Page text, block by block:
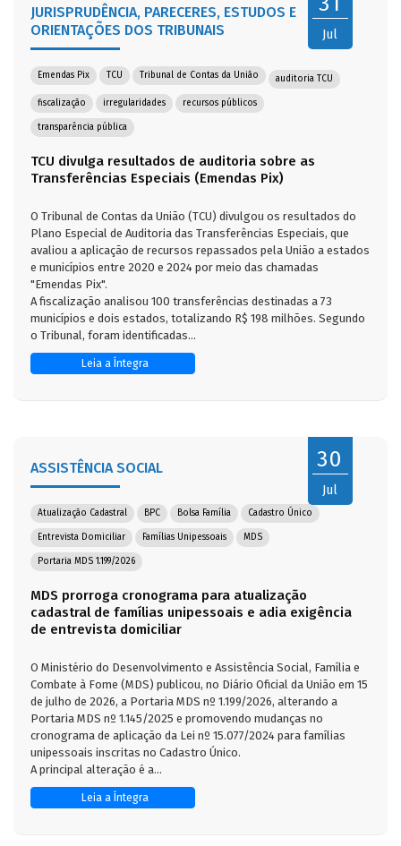
Jul
JURISPRUDÊNCIA, PARECERES, ESTUDOS E
ORIENTAÇÕES DOS TRIBUNAIS
Emendas Pix TCU Tribunal de Contas da União auditoria TCU
fiscalização irregularidades recursos públicos
transparência pública
TCU divulga resultados de auditoria sobre as
Transferências Especiais (Emendas Pix)
O Tribunal de Contas da União (TCU) divulgou os resultados do
Plano Especial de Auditoria das Transferências Especiais, que
avaliou a aplicação de recursos repassados pela União a estados
e municípios entre 2020 e 2024 por meio das chamadas
"Emendas Pix".
A fiscalização analisou 100 transferências destinadas a 73
municípios e dois estados, totalizando R$ 198 milhões. Segundo
o Tribunal, foram identificadas...
Leia a Íntegra
30
Jul
ASSISTÊNCIA SOCIAL
Atualização Cadastral BPC Bolsa Família Cadastro Único
Entrevista Domiciliar Famílias Unipessoais MDS
Portaria MDS 1.199/2026
MDS prorroga cronograma para atualização
cadastral de famílias unipessoais e adia exigência
de entrevista domiciliar
O Ministério do Desenvolvimento e Assistência Social, Família e
Combate à Fome (MDS) publicou, no Diário Oficial da União em 15
de julho de 2026, a Portaria MDS nº 1.199/2026, alterando a
Portaria MDS nº 1.145/2025 e promovendo mudanças no
cronograma de aplicação da Lei nº 15.077/2024 para famílias
unipessoais inscritas no Cadastro Único.
A principal alteração é a...
Leia a Íntegra